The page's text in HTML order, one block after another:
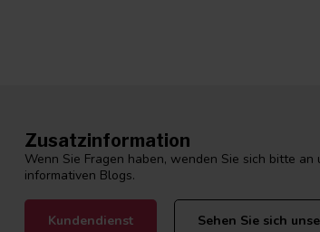
Zusatzinformation
Wenn Sie Fragen haben, wenden Sie sich bitte
informativen Blogs.
Kundendienst Sehen Sie sich